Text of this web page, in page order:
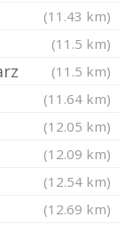
(11.43 km)
(11.5 km)
(11.5 km)
(11.64 km)
(12.05 km)
(12.09 km)
(12.54 km)
(12.69 km)